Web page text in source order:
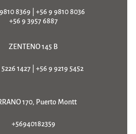
8369
+56 9 9810 8036
+56 9 3957 6887
ZENTENO 145 B
1427| +56 9 9219 5452
170, Puerto Montt
+56940182359